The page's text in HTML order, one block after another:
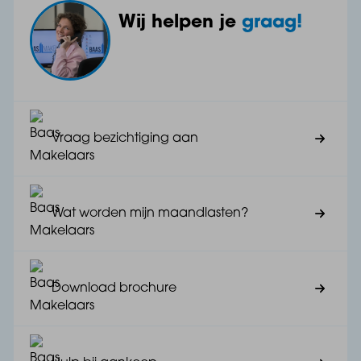
Het levensloopbestendige karakter van de woning
wordt versterkt door nóg twee slaapkamers op de
ensuite badkamer.
Dit is bovendien ideaal voor gezinnen met
eigen ruimte.
Eerste verdieping
De vide versterkt het ruimtelijke gevoel in het
woongedeelte van de villa.
Wij helpen je graag!
Vraag bezichtiging aan
Wat worden mijn maandlasten?
Download brochure